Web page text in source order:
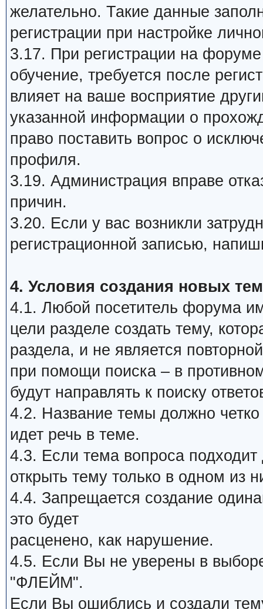
желательно. Такие данные
регистрации при настройке
3.17. При регистрации на
обучение, требуется после
влияет на ваше восприятие
указанной информации о
право поставить вопрос о
профиля.
3.19. Администрация вправе
причин.
3.20. Если у вас возникли
регистрационной записью,
4. Условия создания новых
4.1. Любой посетитель форума
цели разделе создать тему,
раздела, и не является
при помощи поиска – в
будут направлять к поиску
4.2. Название темы должно
идет речь в теме.
4.3. Если тема вопроса
открыть тему только в одном из
4.4. Запрещается создание
это будет
расценено, как нарушение.
4.5. Если Вы не уверены в
"ФЛЕЙМ".
Если Вы ошиблись и создали